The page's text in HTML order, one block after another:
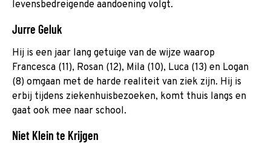
levensbedreigende aandoening volgt.
Jurre Geluk
Hij is een jaar lang getuige van de wijze waarop
Francesca (11), Rosan (12), Mila (10), Luca (13) en Logan
(8) omgaan met de harde realiteit van ziek zijn. Hij is
erbij tijdens ziekenhuisbezoeken, komt thuis langs en
gaat ook mee naar school.
Niet Klein te Krijgen